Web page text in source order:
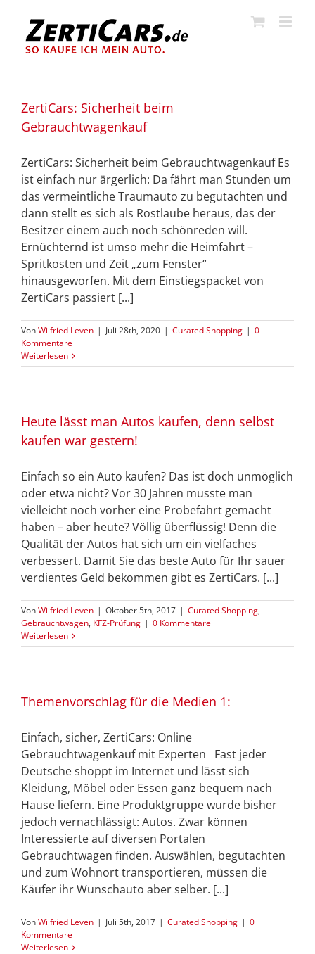
springen
ZertiCars: Sicherheit beim
Gebrauchtwagenkauf
ZertiCars: Sicherheit beim Gebrauchtwagenkauf Es
ist einfach nur ärgerlich: Da fährt man Stunden um
das vermeintliche Traumauto zu begutachten und
dann stellt es sich als Rostlaube heraus, das der
Besitzer einem auch noch schönreden will.
Ernüchternd ist umso mehr die Heimfahrt –
Spritkosten und Zeit „zum Fenster“
hinausgeworfen. Mit dem Einstiegspacket von
ZertiCars passiert [...]
VonWilfried Leven | Juli 28th, 2020 | Curated Shopping | 0
Kommentare
Weiterlesen
Heute lässt man Autos kaufen, denn selbst
kaufen war gestern!
Einfach so ein Auto kaufen? Das ist doch unmöglich
oder etwa nicht? Vor 30 Jahren musste man
vielleicht noch vorher eine Probefahrt gemacht
haben – aber heute? Völlig überflüssig! Denn die
Qualität der Autos hat sich um ein vielfaches
verbessert. Damit Sie das beste Auto für Ihr sauer
verdientes Geld bekommen gibt es ZertiCars. [...]
VonWilfried Leven | Oktober 5th, 2017 | Curated Shopping,
Gebrauchtwagen, KFZ-Prüfung | 0 Kommentare
Weiterlesen
Themenvorschlag für die Medien 1:
Einfach, sicher, ZertiCars: Online
Gebrauchtwagenkauf mit Experten Fast jeder
Deutsche shoppt im Internet und lässt sich
Kleidung, Möbel oder Essen ganz bequem nach
Hause liefern. Eine Produktgruppe wurde bisher
jedoch vernachlässigt: Autos. Zwar können
Interessierte auf diversen Portalen
Gebrauchtwagen finden. Auswählen, begutachten
und zum Wohnort transportieren, müssen die
Käufer ihr Wunschauto aber selber. [...]
VonWilfried Leven | Juli 5th, 2017 | Curated Shopping | 0
Kommentare
Weiterlesen